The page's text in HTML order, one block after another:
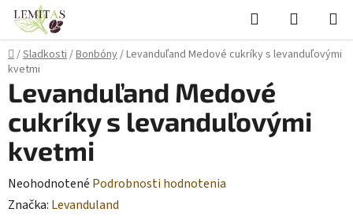
Prejsť
obsah
Hľadať
KOŠÍK
Domov
/Sladkosti/Bonbóny/Levanduľand Medové cukríky s levanduľovými
kvetmi
Levanduľand Medové
cukríky s levanduľovými
kvetmi
Priemerné
hodnotenie
Neohodnotené Podrobnosti hodnotenia
Značka: Levanduland